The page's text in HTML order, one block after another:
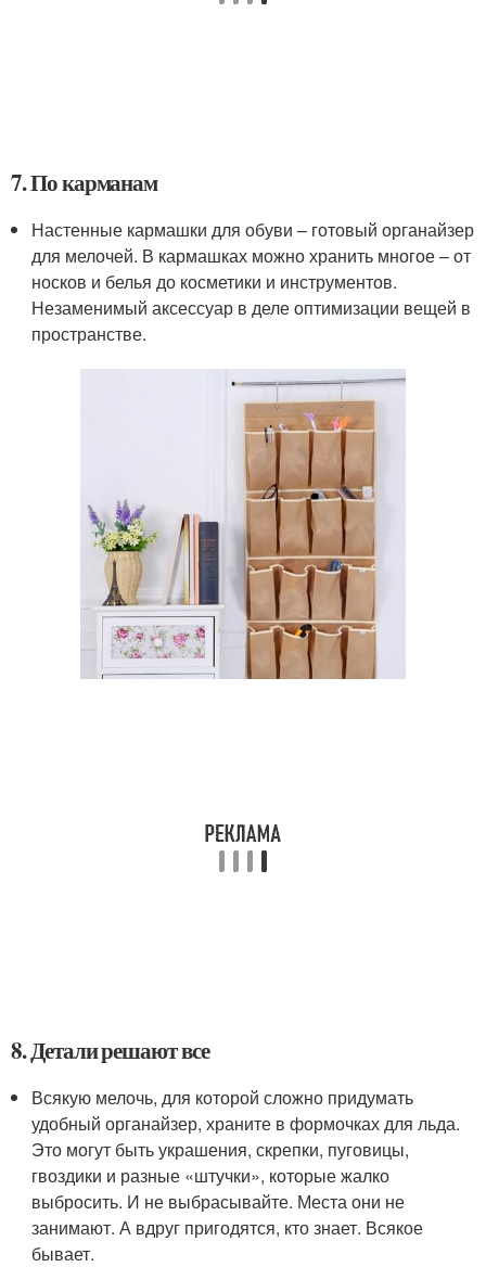
7. По карманам
Настенные кармашки для обуви – готовый органайзер
для мелочей. В кармашках можно хранить многое – от
носков и белья до косметики и инструментов.
Незаменимый аксессуар в деле оптимизации вещей в
пространстве.
8. Детали решают все
Всякую мелочь, для которой сложно придумать
удобный органайзер, храните в формочках для льда.
Это могут быть украшения, скрепки, пуговицы,
гвоздики и разные «штучки», которые жалко
выбросить. И не выбрасывайте. Места они не
занимают. А вдруг пригодятся, кто знает. Всякое
бывает.